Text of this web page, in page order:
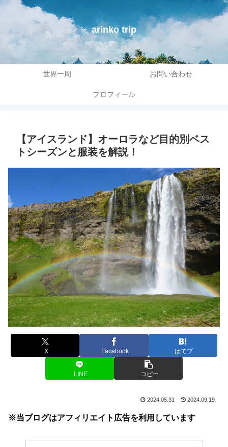
arinko trip
世界一周 お問い合わせ
プロフィール
【アイスランド】オーロラなど目的別ベス
トシーズンと服装を解説！
X Facebook はてブ
LINE コピー
2024.05.31 2024.09.19
※当ブログはアフィリエイト広告を利用しています